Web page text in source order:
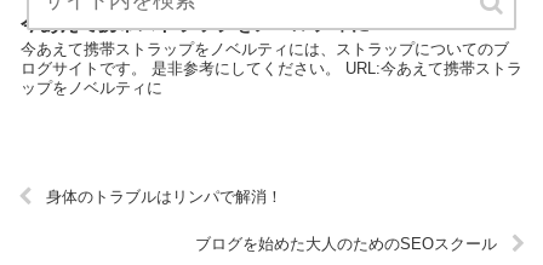
今あえて携帯ストラップをノベルティに
今あえて携帯ストラップをノベルティには、ストラップについてのブ
ログサイトです。 是非参考にしてください。 URL:今あえて携帯ストラ
ップをノベルティに
身体のトラブルはリンパで解消！
ブログを始めた大人のためのSEOスクール